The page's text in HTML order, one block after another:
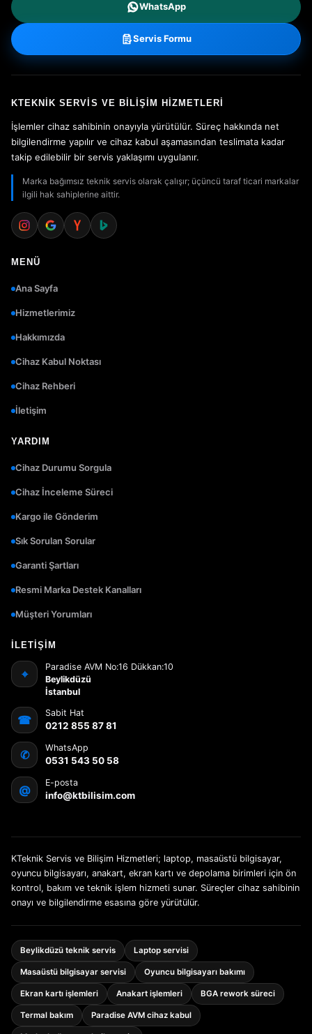
WhatsApp
Servis Formu
KTEKNIK SERVIS VE BILIŞIM HIZMETLERI
İşlemler cihaz sahibinin onayıyla yürütülür. Süreç hakkında net
bilgilendirme yapılır ve cihaz kabul aşamasından teslimata kadar
takip edilebilir bir servis yaklaşımı uygulanır.
Marka bağımsız teknik servis olarak çalışır; üçüncü taraf ticari markalar
ilgili hak sahiplerine aittir.
MENÜ
Ana Sayfa
Hizmetlerimiz
Hakkımızda
Cihaz Kabul Noktası
Cihaz Rehberi
İletişim
YARDIM
Cihaz Durumu Sorgula
Cihaz İnceleme Süreci
Kargo ile Gönderim
Sık Sorulan Sorular
Garanti Şartları
Resmi Marka Destek Kanalları
Müşteri Yorumları
İLETIŞIM
⌖
Paradise AVM No:16 Dükkan:10
Beylikdüzü
İstanbul
☎
Sabit Hat
0212 855 87 81
✆
WhatsApp
0531 543 50 58
@
E-posta
info@ktbilisim.com
KTeknik Servis ve Bilişim Hizmetleri; laptop, masaüstü bilgisayar,
oyuncu bilgisayarı, anakart, ekran kartı ve depolama birimleri için ön
kontrol, bakım ve teknik işlem hizmeti sunar. Süreçler cihaz sahibinin
onayı ve bilgilendirme esasına göre yürütülür.
Beylikdüzü teknik servis Laptop servisi
Masaüstü bilgisayar servisi Oyuncu bilgisayarı bakımı
Ekran kartı işlemleri Anakart işlemleri BGA rework süreci
Termal bakım Paradise AVM cihaz kabul